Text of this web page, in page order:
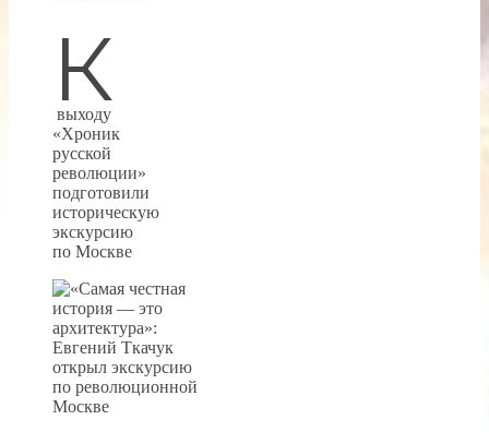
К
выходу
«Хроник
русской
революции»
подготовили
историческую
экскурсию
по Москве